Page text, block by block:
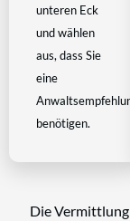
unteren Eck
und wählen
aus, dass Sie
eine
benötigen.
Die